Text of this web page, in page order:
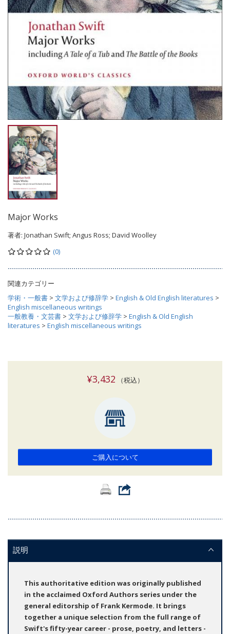
Major Works
著者: Jonathan Swift; Angus Ross; David Woolley
(0)
関連カテゴリー
学術・一般書 > 文学および修辞学 > English & Old English literatures >
English miscellaneous writings
一般教養・文芸書 > 文学および修辞学 > English & Old English
literatures > English miscellaneous writings
¥3,432 （税込）
ご購入について
説明
This authoritative edition was originally published
in the acclaimed Oxford Authors series under the
general editorship of Frank Kermode. It brings
together a unique selection from the full range of
Swift's fifty-year career - prose, poetry, and letters -